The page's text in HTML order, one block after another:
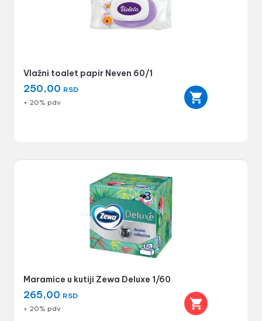
Vlažni toalet papir Neven 60/1
250,00 RSD
+ 20% pdv
Maramice u kutiji Zewa Deluxe 1/60
265,00 RSD
+ 20% pdv